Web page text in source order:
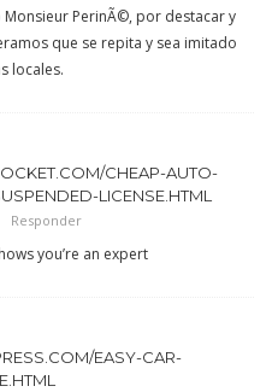
PerinÃ©, por destacar y
que se repita y sea imitado
locales.
CHEAP-AUTO-
LICENSE.HTML
Responder
you’re an expert
EASY-CAR-